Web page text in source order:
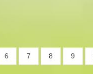
6
7 8 9